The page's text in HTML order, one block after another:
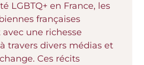
LGBTQ+ en France, les
françaises
avec une richesse
travers divers médias et
Ces récits